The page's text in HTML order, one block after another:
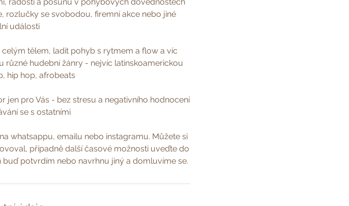
rozlučky se svobodou, firemní akce nebo jiné
události
tělem, ladit pohyb s rytmem a flow a víc
hudební žánry - nejvíc latinskoamerickou
hip hop, afrobeats
pro Vás - bez stresu a negativního hodnocení
se s ostatními
whatsappu, emailu nebo instagramu. Můžete si
případně další časové možnosti uveďte do
potvrdím nebo navrhnu jiný a domluvíme se.